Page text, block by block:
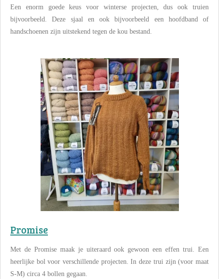
Een enorm goede keus voor winterse projecten, dus ook truien
bijvoorbeeld. Deze sjaal en ook bijvoorbeeld een hoofdband of
handschoenen zijn uitstekend tegen de kou bestand.
Promise
Met de Promise maak je uiteraard ook gewoon een effen trui. Een
heerlijke bol voor verschillende projecten. In deze trui zijn (voor maat
S-M) circa 4 bollen gegaan.